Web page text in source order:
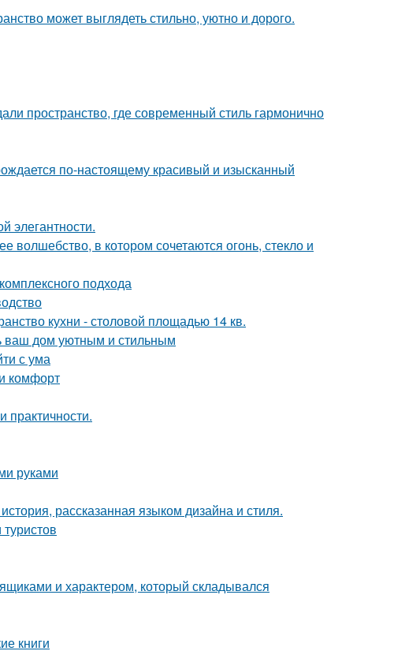
может выглядеть стильно, уютно и дорого.
пространство, где современный стиль гармонично
по-настоящему красивый и изысканный
элегантности.
в котором сочетаются огонь, стекло и
подхода
кухни - столовой площадью 14 кв.
ваш дом уютным и стильным
с ума
комфорт
практичности.
руками
рассказанная языком дизайна и стиля.
и характером, который складывался
книги